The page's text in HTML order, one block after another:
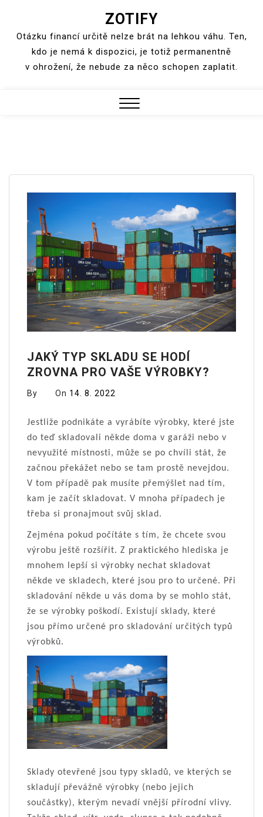
content
ZOTIFY
Otázku financí určitě nelze brát na lehkou váhu. Ten,
kdo je nemá k dispozici, je totiž permanentně
v ohrožení, že nebude za něco schopen zaplatit.
JAKÝ TYP SKLADU SE HODÍ
ZROVNA PRO VAŠE VÝROBKY?
By On 14. 8. 2022
Jestliže podnikáte a vyrábíte výrobky, které jste
do teď skladovali někde doma v garáži nebo v
nevyužité místnosti, může se po chvíli stát, že
začnou překážet nebo se tam prostě nevejdou.
V tom případě pak musíte přemýšlet nad tím,
kam je začít skladovat. V mnoha případech je
třeba si pronajmout svůj sklad.
Zejména pokud počítáte s tím, že chcete svou
výrobu ještě rozšířit. Z praktického hlediska je
mnohem lepší si výrobky nechat skladovat
někde ve skladech, které jsou pro to určené. Při
skladování někde u vás doma by se mohlo stát,
že se výrobky poškodí. Existují sklady, které
jsou přímo určené pro skladování určitých typů
výrobků.
Sklady otevřené jsou typy skladů, ve kterých se
skladují převážně výrobky (nebo jejich
součástky), kterým nevadí vnější přírodní vlivy.